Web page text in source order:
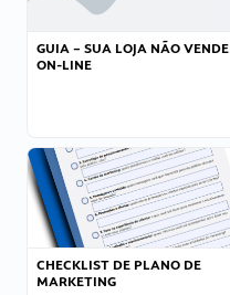
GUIA – SUA LOJA NÃO VENDE
ON-LINE
CHECKLIST DE PLANO DE
MARKETING